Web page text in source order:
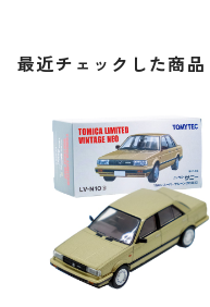
最近チェックした商品